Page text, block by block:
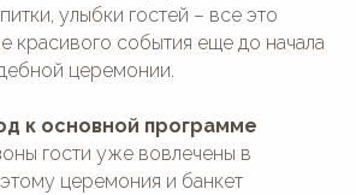
улыбки гостей – все это
красивого события еще до начала
церемонии.
к основной программе
гости уже вовлечены в
церемония и банкет